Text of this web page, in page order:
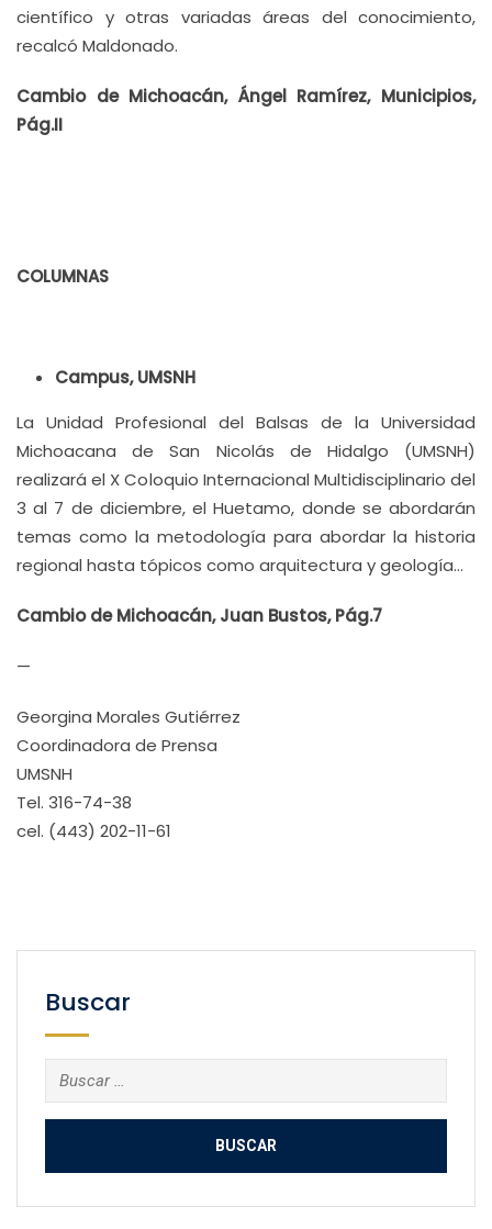
científico y otras variadas áreas del conocimiento,
recalcó Maldonado.
Cambio de Michoacán, Ángel Ramírez, Municipios,
Pág.II
COLUMNAS
Campus, UMSNH
La Unidad Profesional del Balsas de la Universidad
Michoacana de San Nicolás de Hidalgo (UMSNH)
realizará el X Coloquio Internacional Multidisciplinario del
3 al 7 de diciembre, el Huetamo, donde se abordarán
temas como la metodología para abordar la historia
regional hasta tópicos como arquitectura y geología…
Cambio de Michoacán, Juan Bustos, Pág.7
—
Georgina Morales Gutiérrez
Coordinadora de Prensa
UMSNH
Tel. 316-74-38
cel. (443) 202-11-61
Buscar
Buscar: